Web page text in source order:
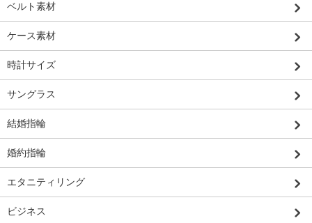
ベルト素材
ケース素材
時計サイズ
サングラス
結婚指輪
婚約指輪
エタニティリング
ビジネス